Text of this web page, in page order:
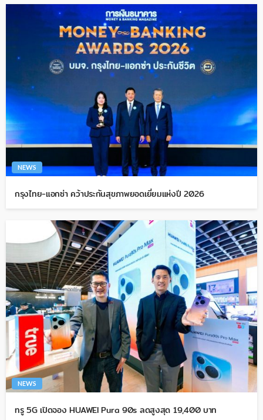
NEWS
กรุงไทย-แอกซ่า คว้าประกันสุขภาพยอดเยี่ยมแห่งปี 2026
NEWS
ทรู 5G เปิดจอง HUAWEI Pura 90s ลดสูงสุด 19,400 บาท